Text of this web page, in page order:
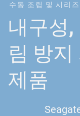
수동 조립 및 시리
내구성,
림 방
제품